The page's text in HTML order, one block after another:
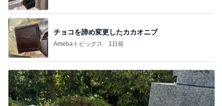
チョコを諦め変更したカカオニブ
Amebaトピックス 1日前